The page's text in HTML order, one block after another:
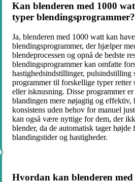
Kan blenderen med 1000
typer blendingsprogrammer?
Ja, blenderen med 1000 watt kan
blendingsprogrammer, der hjælper
blendeprocessen og opnå de bedste
blendingsprogrammer kan omfatte
hastighedsindstillinger, pulsindstilling
programmer til forskellige typer retter
eller isknusning. Disse programmer
blandingen mere nøjagtig og effektiv,
konsistens uden behov for manuel
kan også være nyttige for dem, der
blender, da de automatisk tager højde
blandingstider og hastigheder.
Hvordan kan blenderen